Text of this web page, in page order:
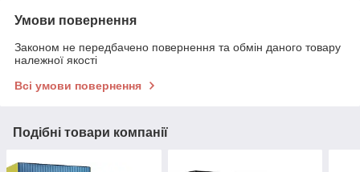
Умови повернення
Законом не передбачено повернення та обмін даного товару
належної якості
Всі умови повернення
Подібні товари компанії